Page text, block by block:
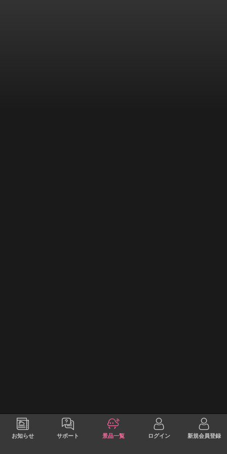
お知らせ サポート 景品一覧 ログイン 新規会員登録